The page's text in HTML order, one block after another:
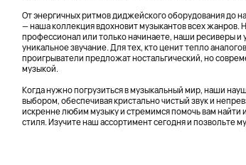
От энергичных ритмов диджейского оборудования до
— наша коллекция вдохновит музыкантов всех жанров.
профессионал или только начинаете, наши ресиверы и
уникальное звучание. Для тех, кто ценит тепло
проигрыватели предложат ностальгический, но
музыкой.
Когда нужно погрузиться в музыкальный мир, наши
выбором, обеспечивая кристально чистый звук и
искренне любим музыку и стремимся помочь вам найти
стиля. Изучите наш ассортимент сегодня и позвольте